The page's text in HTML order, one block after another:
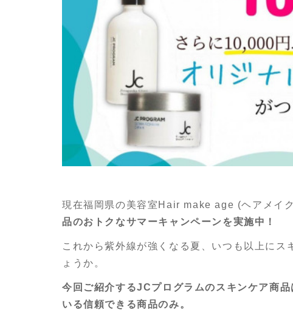
現在福岡県の美容室Hair make age (ヘアメイ
品のおトクなサマーキャンペーンを実施中！
これから紫外線が強くなる夏、いつも以上に
ょうか。
今回ご紹介するJCプログラムのスキンケア商
いる信頼できる商品のみ。